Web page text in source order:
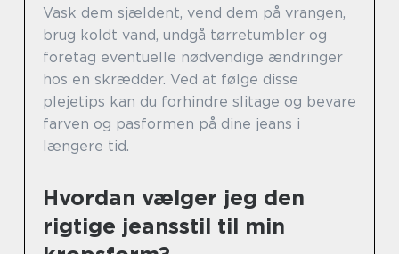
Vask dem sjældent, vend dem på vrangen,
brug koldt vand, undgå tørretumbler og
foretag eventuelle nødvendige ændringer
hos en skrædder. Ved at følge disse
plejetips kan du forhindre slitage og bevare
farven og pasformen på dine jeans i
længere tid.
Hvordan vælger jeg den
rigtige jeansstil til min